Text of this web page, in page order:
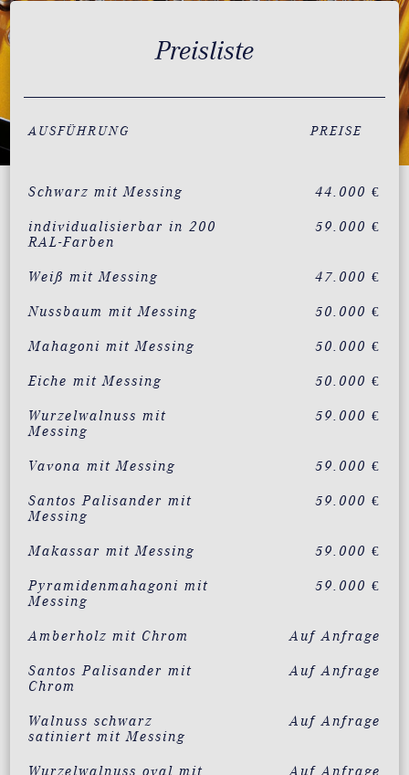
Preisliste
AUSFÜHRUNG PREISE
Schwarz mit Messing 44.000 €
individualisierbar in 200
RAL-Farben
59.000 €
Weiß mit Messing 47.000 €
Nussbaum mit Messing 50.000 €
Mahagoni mit Messing 50.000 €
Eiche mit Messing 50.000 €
Wurzelwalnuss mit
Messing
59.000 €
Vavona mit Messing 59.000 €
Santos Palisander mit
Messing
59.000 €
Makassar mit Messing 59.000 €
Pyramidenmahagoni mit
Messing
59.000 €
Amberholz mit Chrom Auf Anfrage
Santos Palisander mit
Chrom
Auf Anfrage
Walnuss schwarz
satiniert mit Messing
Auf Anfrage
Wurzelwalnuss oval mit Auf Anfrage